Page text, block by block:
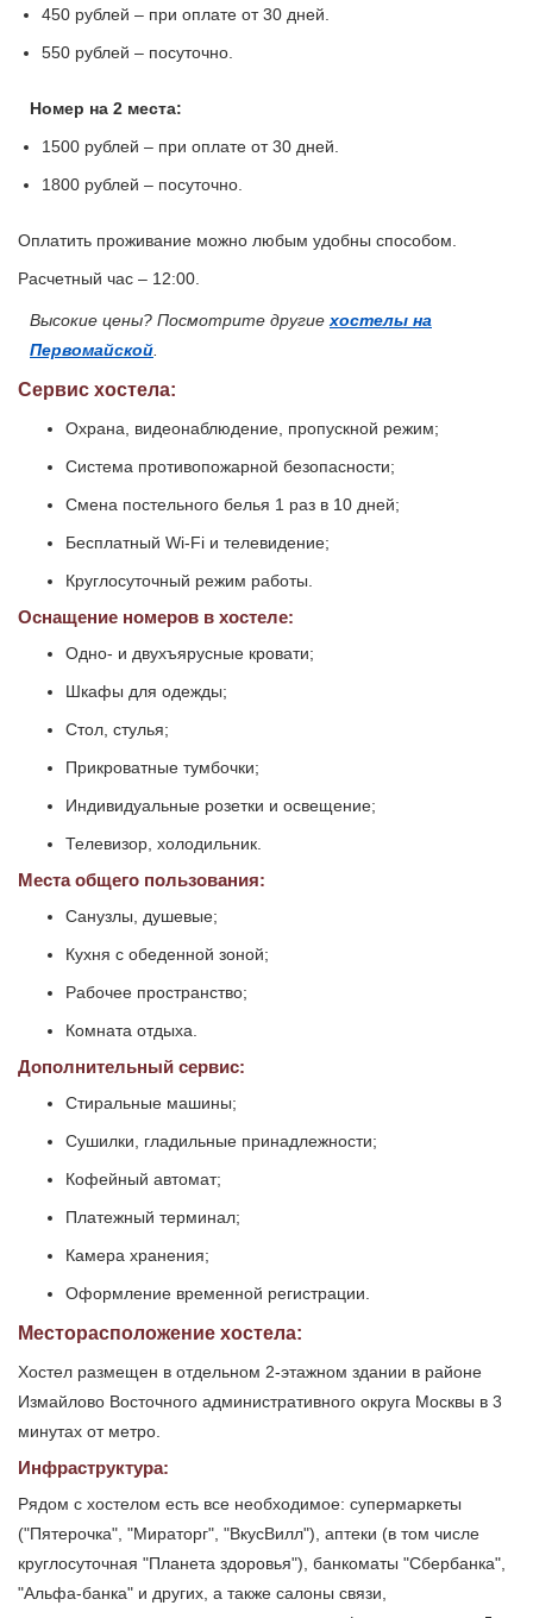
450 рублей – при оплате от 30 дней.
550 рублей – посуточно.
Номер на 2 места:
1500 рублей – при оплате от 30 дней.
1800 рублей – посуточно.
Оплатить проживание можно любым удобны способом.
Расчетный час – 12:00.
Высокие цены? Посмотрите другиехостелы на
Первомайской.
Сервис хостела:
Охрана, видеонаблюдение, пропускной режим;
Система противопожарной безопасности;
Смена постельного белья 1 раз в 10 дней;
Бесплатный Wi-Fi и телевидение;
Круглосуточный режим работы.
Оснащение номеров в хостеле:
Одно- и двухъярусные кровати;
Шкафы для одежды;
Стол, стулья;
Прикроватные тумбочки;
Индивидуальные розетки и освещение;
Телевизор, холодильник.
Места общего пользования:
Санузлы, душевые;
Кухня с обеденной зоной;
Рабочее пространство;
Комната отдыха.
Дополнительный сервис:
Стиральные машины;
Сушилки, гладильные принадлежности;
Кофейный автомат;
Платежный терминал;
Камера хранения;
Оформление временной регистрации.
Месторасположение хостела:
Хостел размещен в отдельном 2-этажном здании в районе
Измайлово Восточного административного округа Москвы в 3
минутах от метро.
Инфраструктура:
Рядом с хостелом есть все необходимое: супермаркеты
("Пятерочка", "Мираторг", "ВкусВилл"), аптеки (в том числе
круглосуточная "Планета здоровья"), банкоматы "Сбербанка",
"Альфа-банка" и других, а также салоны связи,